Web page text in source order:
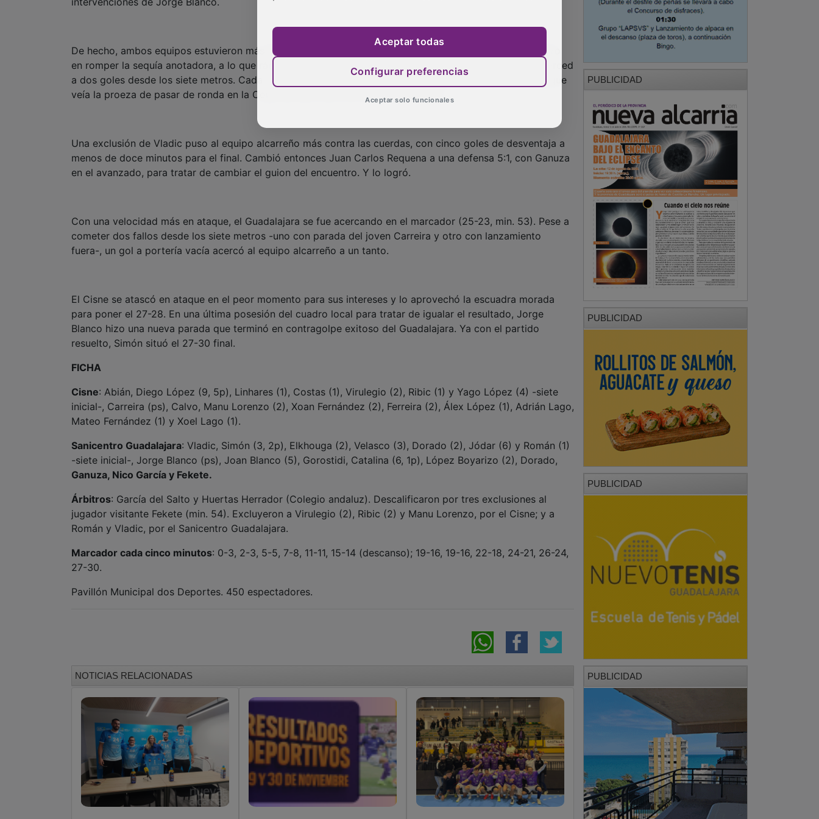
De hecho, ambos equipos estuvieron más de cinco minutos sin ver portería. Fue el Guadalajara el primero
en romper la sequía anotadora, a lo que rápidamente respondió el Cisne por medio de Diego López, merced
a dos goles desde los siete metros. Cada vez se iba encontrando más cómodo el equipo pontevedrés, que
veía la proeza de pasar de ronda en la Copa del Rey más cerca (22-18, min. 43).
Una exclusión de Vladic puso al equipo alcarreño más contra las cuerdas, con cinco goles de desventaja a
menos de doce minutos para el final. Cambió entonces Juan Carlos Requena a una defensa 5:1, con Ganuza
en el avanzado, para tratar de cambiar el guion del encuentro. Y lo logró.
Con una velocidad más en ataque, el Guadalajara se fue acercando en el marcador (25-23, min. 53). Pese a
cometer dos fallos desde los siete metros -uno con parada del joven Carreira y otro con lanzamiento
fuera-, un gol a portería vacía acercó al equipo alcarreño a un tanto.
El Cisne se atascó en ataque en el peor momento para sus intereses y lo aprovechó la escuadra morada
para poner el 27-28. En una última posesión del cuadro local para tratar de igualar el resultado, Jorge
Blanco hizo una nueva parada que terminó en contragolpe exitoso del Guadalajara. Ya con el partido
resuelto, Simón situó el 27-30 final.
FICHA
Cisne: Abián, Diego López (9, 5p), Linhares (1), Costas (1), Virulegio (2), Ribic (1) y Yago López (4) -siete
inicial-, Carreira (ps), Calvo, Manu Lorenzo (2), Xoan Fernández (2), Ferreira (2), Álex López (1), Adrián Lago,
Mateo Fernández (1) y Xoel Lago (1).
Sanicentro Guadalajara: Vladic, Simón (3, 2p), Elkhouga (2), Velasco (3), Dorado (2), Jódar (6) y Román (1)
-siete inicial-, Jorge Blanco (ps), Joan Blanco (5), Gorostidi, Catalina (6, 1p), López Boyarizo (2), Dorado,
Ganuza, Nico García y Fekete.
Árbitros: García del Salto y Huertas Herrador (Colegio andaluz). Descalificaron por tres exclusiones al
jugador visitante Fekete (min. 54). Excluyeron a Virulegio (2), Ribic (2) y Manu Lorenzo, por el Cisne; y a
Román y Vladic, por el Sanicentro Guadalajara.
Marcador cada cinco minutos: 0-3, 2-3, 5-5, 7-8, 11-11, 15-14 (descanso); 19-16, 19-16, 22-18, 24-21, 26-24,
27-30.
Pavillón Municipal dos Deportes. 450 espectadores.
NOTICIAS RELACIONADAS
PUBLICIDAD
PUBLICIDAD
PUBLICIDAD
PUBLICIDAD
Aceptar todas
Configurar preferencias
Aceptar solo funcionales